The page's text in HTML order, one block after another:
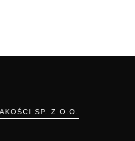
SP. Z O.O.